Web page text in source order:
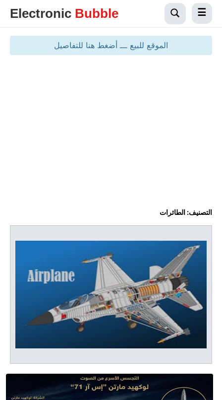
Electronic Bubble
الموقع للبيع ـــ أضغط هنا للتفاصيل
التصنيف: الطائرات